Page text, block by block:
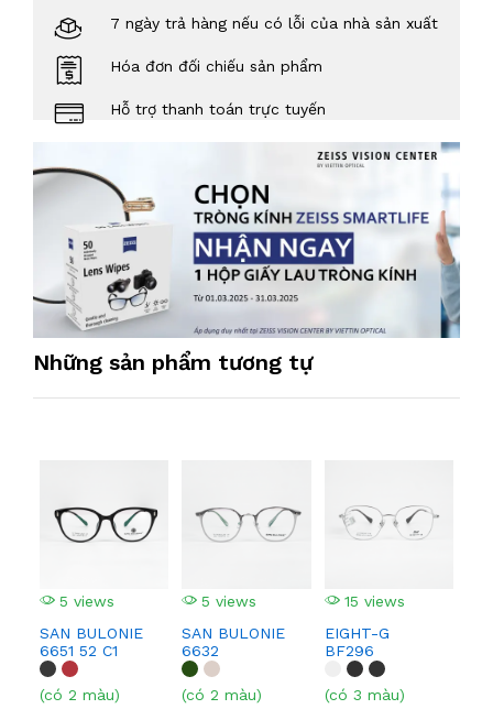
7 ngày trả hàng nếu có lỗi của nhà sản xuất
Hóa đơn đối chiếu sản phẩm
Hỗ trợ thanh toán trực tuyến
Những sản phẩm tương tự
5 views
SAN BULONIE
6651 52 C1
(có 2 màu)
5 views
SAN BULONIE
6632
(có 2 màu)
15 views
EIGHT-G
BF296
(có 3 màu)